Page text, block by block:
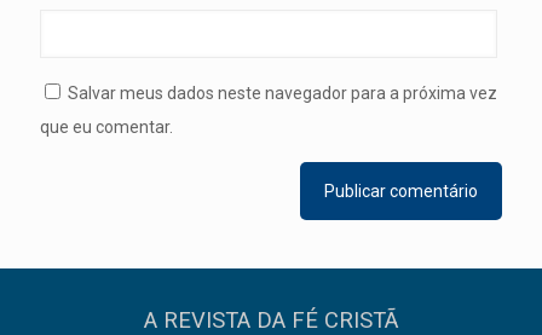
Salvar meus dados neste navegador para a próxima vez
que eu comentar.
A REVISTA DA FÉ CRISTÃ